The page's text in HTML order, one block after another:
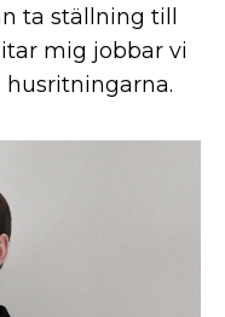
ta ställning till
mig jobbar vi